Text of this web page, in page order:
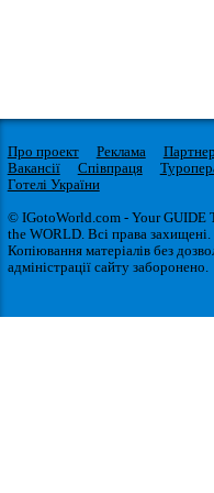
Про проект Реклама
Вакансії
Співпраця
Готелі України
© IGotoWorld.com - Your GUIDE
the WORLD. Всі права захищені.
Копіювання матеріалів без
адміністрації сайту заборонено.